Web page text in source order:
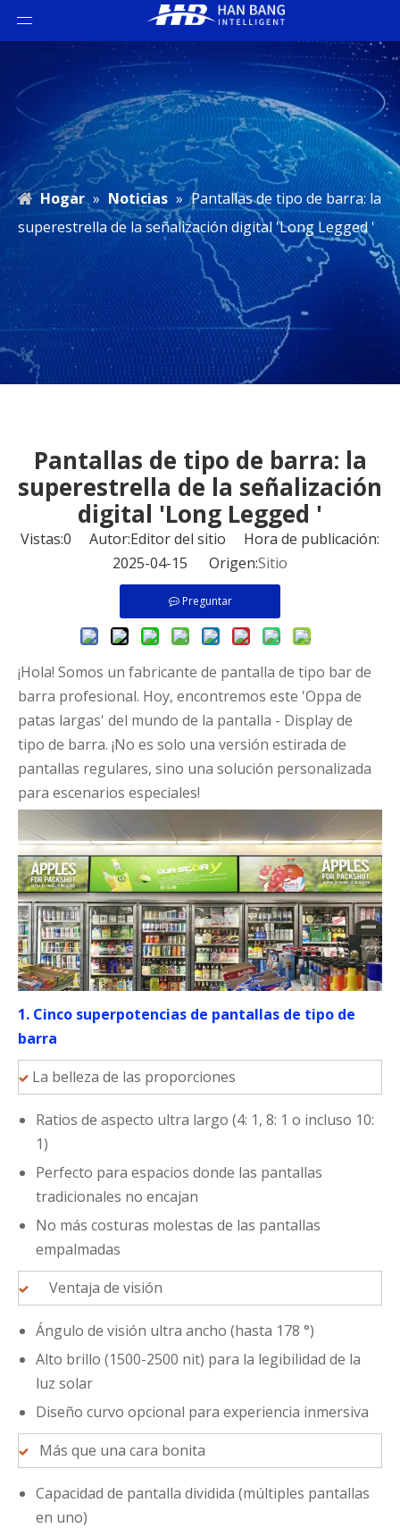
Hogar » Noticias » Pantallas de tipo de barra: la
superestrella de la señalización digital 'Long Legged '
Pantallas de tipo de barra: la
superestrella de la señalización
digital 'Long Legged '
Vistas:0 Autor:Editor del sitio Hora de publicación:
2025-04-15 Origen:Sitio
Preguntar
¡Hola! Somos un fabricante de pantalla de tipo bar de
barra profesional. Hoy, encontremos este 'Oppa de
patas largas' del mundo de la pantalla - Display de
tipo de barra. ¡No es solo una versión estirada de
pantallas regulares, sino una solución personalizada
para escenarios especiales!
1. Cinco superpotencias de pantallas de tipo de
barra
La belleza de las proporciones
Ratios de aspecto ultra largo (4: 1, 8: 1 o incluso 10:
1)
Perfecto para espacios donde las pantallas
tradicionales no encajan
No más costuras molestas de las pantallas
empalmadas
Ventaja de visión
Ángulo de visión ultra ancho (hasta 178 °)
Alto brillo (1500-2500 nit) para la legibilidad de la
luz solar
Diseño curvo opcional para experiencia inmersiva
Más que una cara bonita
Capacidad de pantalla dividida (múltiples pantallas
en uno)